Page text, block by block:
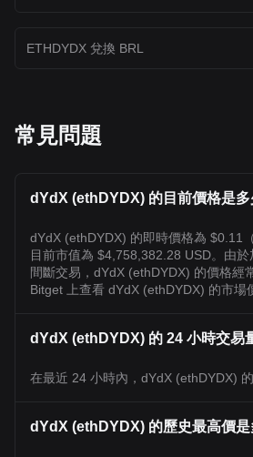
ETHDYDX 兌換 BRL
常見問題
dYdX (ethDYDX) 的目前價格是多
dYdX (ethDYDX) 的即時價格為 $0.11
目前市值為 $4,758,382.28 USD。由
間斷交易，dYdX (ethDYDX) 的價格經
Bitget 上查看 dYdX (ethDYDX) 的市場
dYdX (ethDYDX) 的 24 小時交易
在最近 24 小時內，dYdX (ethDYDX)
dYdX (ethDYDX) 的歷史最高價是